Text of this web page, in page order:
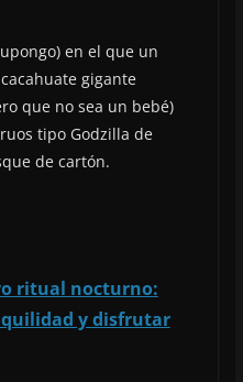
en el que un
gigante
que no sea un bebé)
tipo Godzilla de
de cartón.
ritual nocturno:
y disfrutar